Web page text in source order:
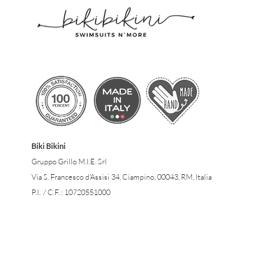
Biki Bikini
Gruppo Grillo M.I.E. Srl
Via S. Francesco d'Assisi 34, Ciampino, 00043, RM, Italia
P.I. / C.F. : 10720551000